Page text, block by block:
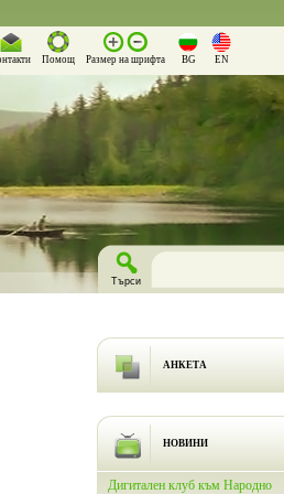
Помощ Размер на шрифта BG EN
АНКЕТА
НОВИНИ
Дигитален клуб към Народно